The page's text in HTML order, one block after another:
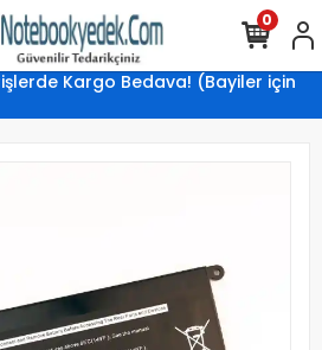
Kargo Bedava! (Bayiler için
0